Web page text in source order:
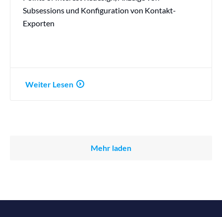
Subsessions und Konfiguration von Kontakt-
Exporten
Weiter Lesen
Mehr laden